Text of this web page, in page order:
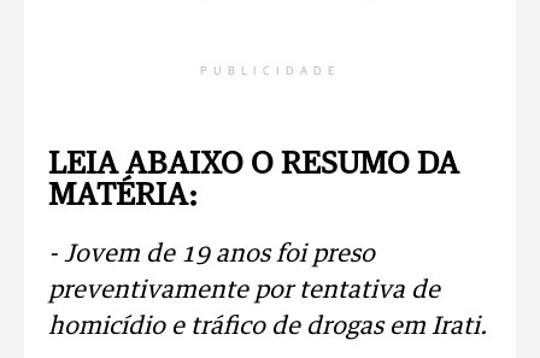
PUBLICIDADE
LEIA ABAIXO O RESUMO DA
MATÉRIA:
- Jovem de 19 anos foi preso
preventivamente por tentativa de
homicídio e tráfico de drogas em Irati.